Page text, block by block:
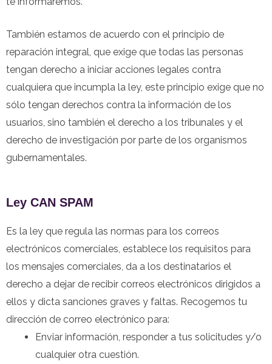
También estamos de acuerdo con el principio de
reparación integral, que exige que todas las personas
tengan derecho a iniciar acciones legales contra
cualquiera que incumpla la ley, este principio exige que no
sólo tengan derechos contra la información de los
usuarios, sino también el derecho a los tribunales y el
derecho de investigación por parte de los organismos
gubernamentales.
Ley CAN SPAM
Es la ley que regula las normas para los correos
electrónicos comerciales, establece los requisitos para
los mensajes comerciales, da a los destinatarios el
derecho a dejar de recibir correos electrónicos dirigidos a
ellos y dicta sanciones graves y faltas. Recogemos tu
dirección de correo electrónico para:
Enviar información, responder a tus solicitudes y/o
cualquier otra cuestión.